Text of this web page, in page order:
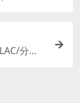
分轨/